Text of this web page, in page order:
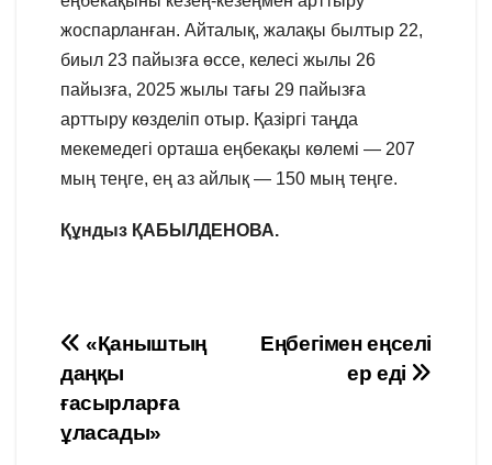
жоспарланған. Айталық, жалақы былтыр 22,
биыл 23 пайызға өссе, келесі жылы 26
пайызға, 2025 жылы тағы 29 пайызға
арттыру көзделіп отыр. Қазіргі таңда
мекемедегі орташа еңбекақы көлемі — 207
мың теңге, ең аз айлық — 150 мың теңге.
Құндыз ҚАБЫЛДЕНОВА.
Навигация
по
записям
Еңбегімен еңселі
ер еді
«Қаныштың
даңқы
ғасырларға
ұласады»